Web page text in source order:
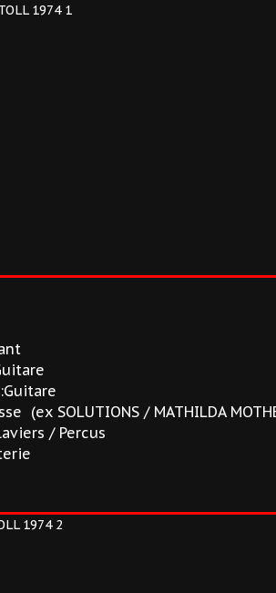
(ex SOLUTIONS / MATHILDA
/ Percus